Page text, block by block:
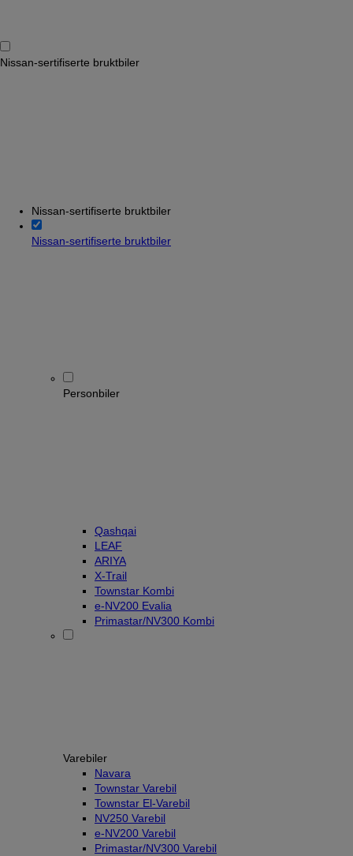
Nissan-sertifiserte bruktbiler
Nissan-sertifiserte bruktbiler
Nissan-sertifiserte bruktbiler
Personbiler
Qashqai
LEAF
ARIYA
X-Trail
Townstar Kombi
e-NV200 Evalia
Primastar/NV300 Kombi
Varebiler
Navara
Townstar Varebil
Townstar El-Varebil
NV250 Varebil
e-NV200 Varebil
Primastar/NV300 Varebil